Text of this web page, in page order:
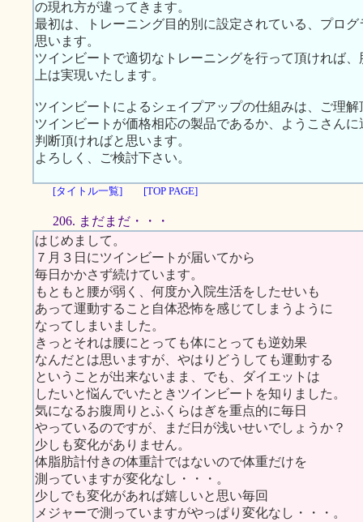
の現れ方が違ってきます。
最初は、トレーニング目的別に設定されている、プロ
思います。
ツインビートで適切なトレーニングを行って頂ければ
上は実現いたします。
ツインビートによるシェイプアップの仕組みは、ご理
ツインビートが価格相応の製品であるか、ようこさん
判断頂ければと思います。
よろしく、ご検討下さい。
[タイトル一覧] [TOP PAGE]
206. まだまだ・・・
はじめまして。
７月３日にツインビートが届いてから
毎日かかさず続けています。
もともと腰が弱く、何度か入院生活をしたせいも
あって運動すること自体恐怖を感じてしまうように
なってしまいました。
きっとそれは腰にとっても体にとっても逆効果
なんだとは思いますが、やはりどうしても運動する
ということが出来ないまま、でも、ダイエットは
したいと悩んでいたときツインビートを知りました。
気になるお腹周りとふくらはぎを重点的に毎日
やっているのですが、まだ日が浅いせいでしょうか？
少しも変化がありません。
体脂肪計付きの体重計ではないので体重だけを
測っていますが変化なし・・・。
少しでも変化があれば嬉しいと思い毎回
メジャーで測っていますがやっぱり変化なし・・・。